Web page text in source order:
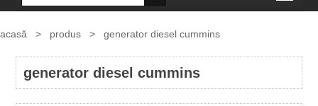
acasă > produs > generator diesel cummins
generator diesel cummins